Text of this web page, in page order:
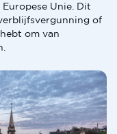
Unie. Dit
of
om van